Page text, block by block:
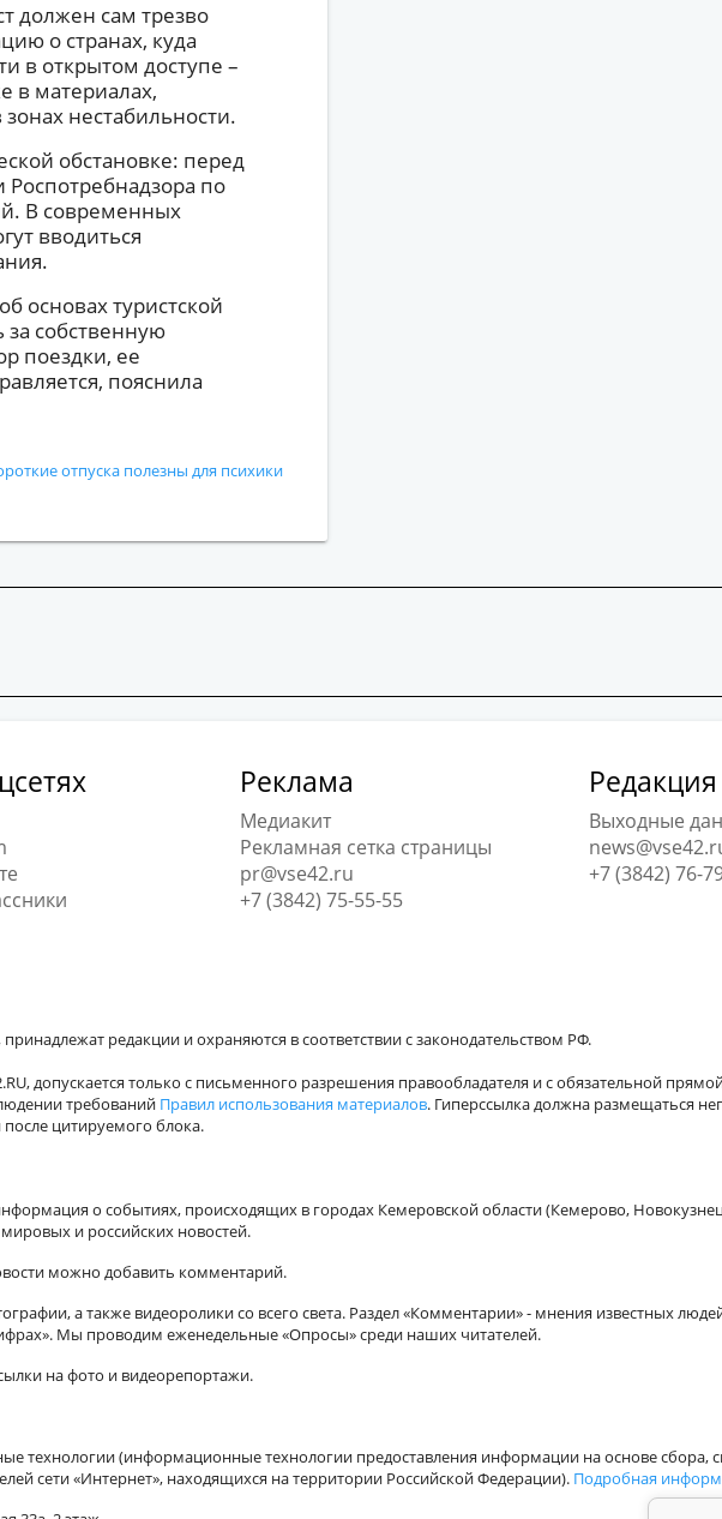
должен сам трезво
о странах, куда
в открытом доступе –
в материалах,
нестабильности.
обстановке: перед
по
В современных
вводиться
основах туристской
за собственную
поездки, ее
пояснила
отпуска полезны для психики
Реклама
Медиакит
Рекламная сетка страницы
pr@vse42.ru
+7 (3842) 75-55-55
Редакция
Выходные
+7 (3842) 76-
редакции и охраняются в соответствии с законодательством РФ.
допускается только с письменного разрешения правообладателя и с обязательной
требований Правил использования материалов. Гиперссылка должна размещаться
цитируемого блока.
о событиях, происходящих в городах Кемеровской области (Кемерово,
и российских новостей.
можно добавить комментарий.
а также видеоролики со всего света. Раздел «Комментарии» - мнения известных
Мы проводим еженедельные «Опросы» среди наших читателей.
на фото и видеорепортажи.
технологии (информационные технологии предоставления информации на основе сбора,
сети «Интернет», находящихся на территории Российской Федерации). Подробная